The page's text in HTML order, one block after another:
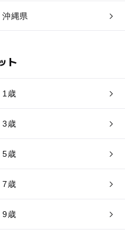
沖縄県
ト
1歳
3歳
5歳
7歳
9歳